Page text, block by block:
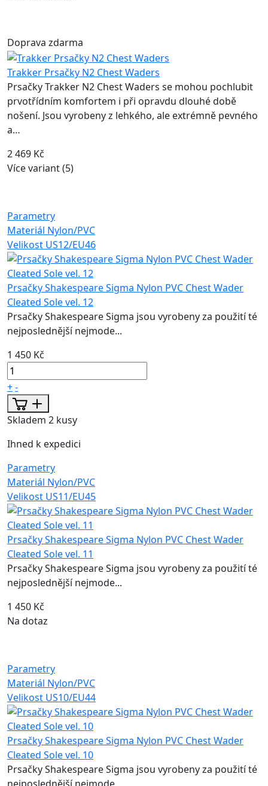
Doprava zdarma
Trakker Prsačky N2 Chest Waders
Prsačky Trakker N2 Chest Waders se mohou pochlubit
prvotřídním komfortem i při opravdu dlouhé době
nošení. Jsou vyrobeny z lehkého, ale extrémně pevného
a…
2 469 Kč
Více variant (5)
Parametry
Materiál Nylon/PVC
Velikost US12/EU46
Prsačky Shakespeare Sigma Nylon PVC Chest Wader
Cleated Sole vel. 12
Prsačky Shakespeare Sigma jsou vyrobeny za použití té
nejposlednější nejmode...
1 450 Kč
+-
Skladem 2 kusy
Ihned k expedici
Parametry
Materiál Nylon/PVC
Velikost US11/EU45
Prsačky Shakespeare Sigma Nylon PVC Chest Wader
Cleated Sole vel. 11
Prsačky Shakespeare Sigma jsou vyrobeny za použití té
nejposlednější nejmode...
1 450 Kč
Na dotaz
Parametry
Materiál Nylon/PVC
Velikost US10/EU44
Prsačky Shakespeare Sigma Nylon PVC Chest Wader
Cleated Sole vel. 10
Prsačky Shakespeare Sigma jsou vyrobeny za použití té